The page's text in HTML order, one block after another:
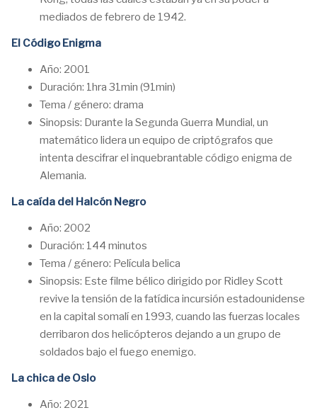
mediados de febrero de 1942.
El Código Enigma
Año: 2001
Duración: 1hra 31min (91min)
Tema / género: drama
Sinopsis: Durante la Segunda Guerra Mundial, un
matemático lidera un equipo de criptógrafos que
intenta descifrar el inquebrantable código enigma de
Alemania.
La caída del Halcón Negro
Año: 2002
Duración: 144 minutos
Tema / género: Película belica
Sinopsis: Este filme bélico dirigido por Ridley Scott
revive la tensión de la fatídica incursión estadounidense
en la capital somalí en 1993, cuando las fuerzas locales
derribaron dos helicópteros dejando a un grupo de
soldados bajo el fuego enemigo.
La chica de Oslo
Año: 2021